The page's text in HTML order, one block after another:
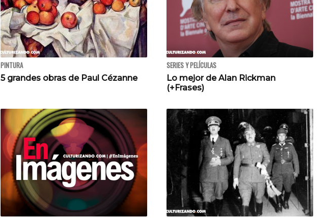
PINTURA
5 grandes obras de Paul Cézanne
SERIES Y PELÍCULAS
Lo mejor de Alan Rickman
(+Frases)